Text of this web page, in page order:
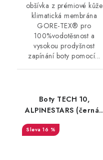
obšívka z prémiové kůže
klimatická membrána
GORE-TEX® pro
100%vodotěsnost a
vysokou prodyšnost
zapínání boty pomocí...
Boty TECH 10,
ALPINESTARS (černá/
červená fluo/šedá)
2025
16 %